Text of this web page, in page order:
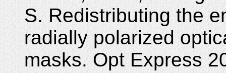
S. Redistributing the
radially polarized
masks. Opt Express